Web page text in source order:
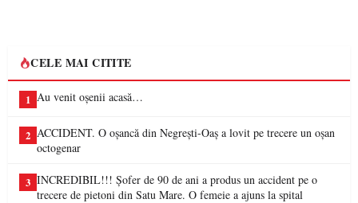
CELE MAI CITITE
1 Au venit oșenii acasă…
2 ACCIDENT. O oșancă din Negrești-Oaș a lovit pe trecere un oșan
octogenar
3 INCREDIBIL!!! Șofer de 90 de ani a produs un accident pe o
trecere de pietoni din Satu Mare. O femeie a ajuns la spital